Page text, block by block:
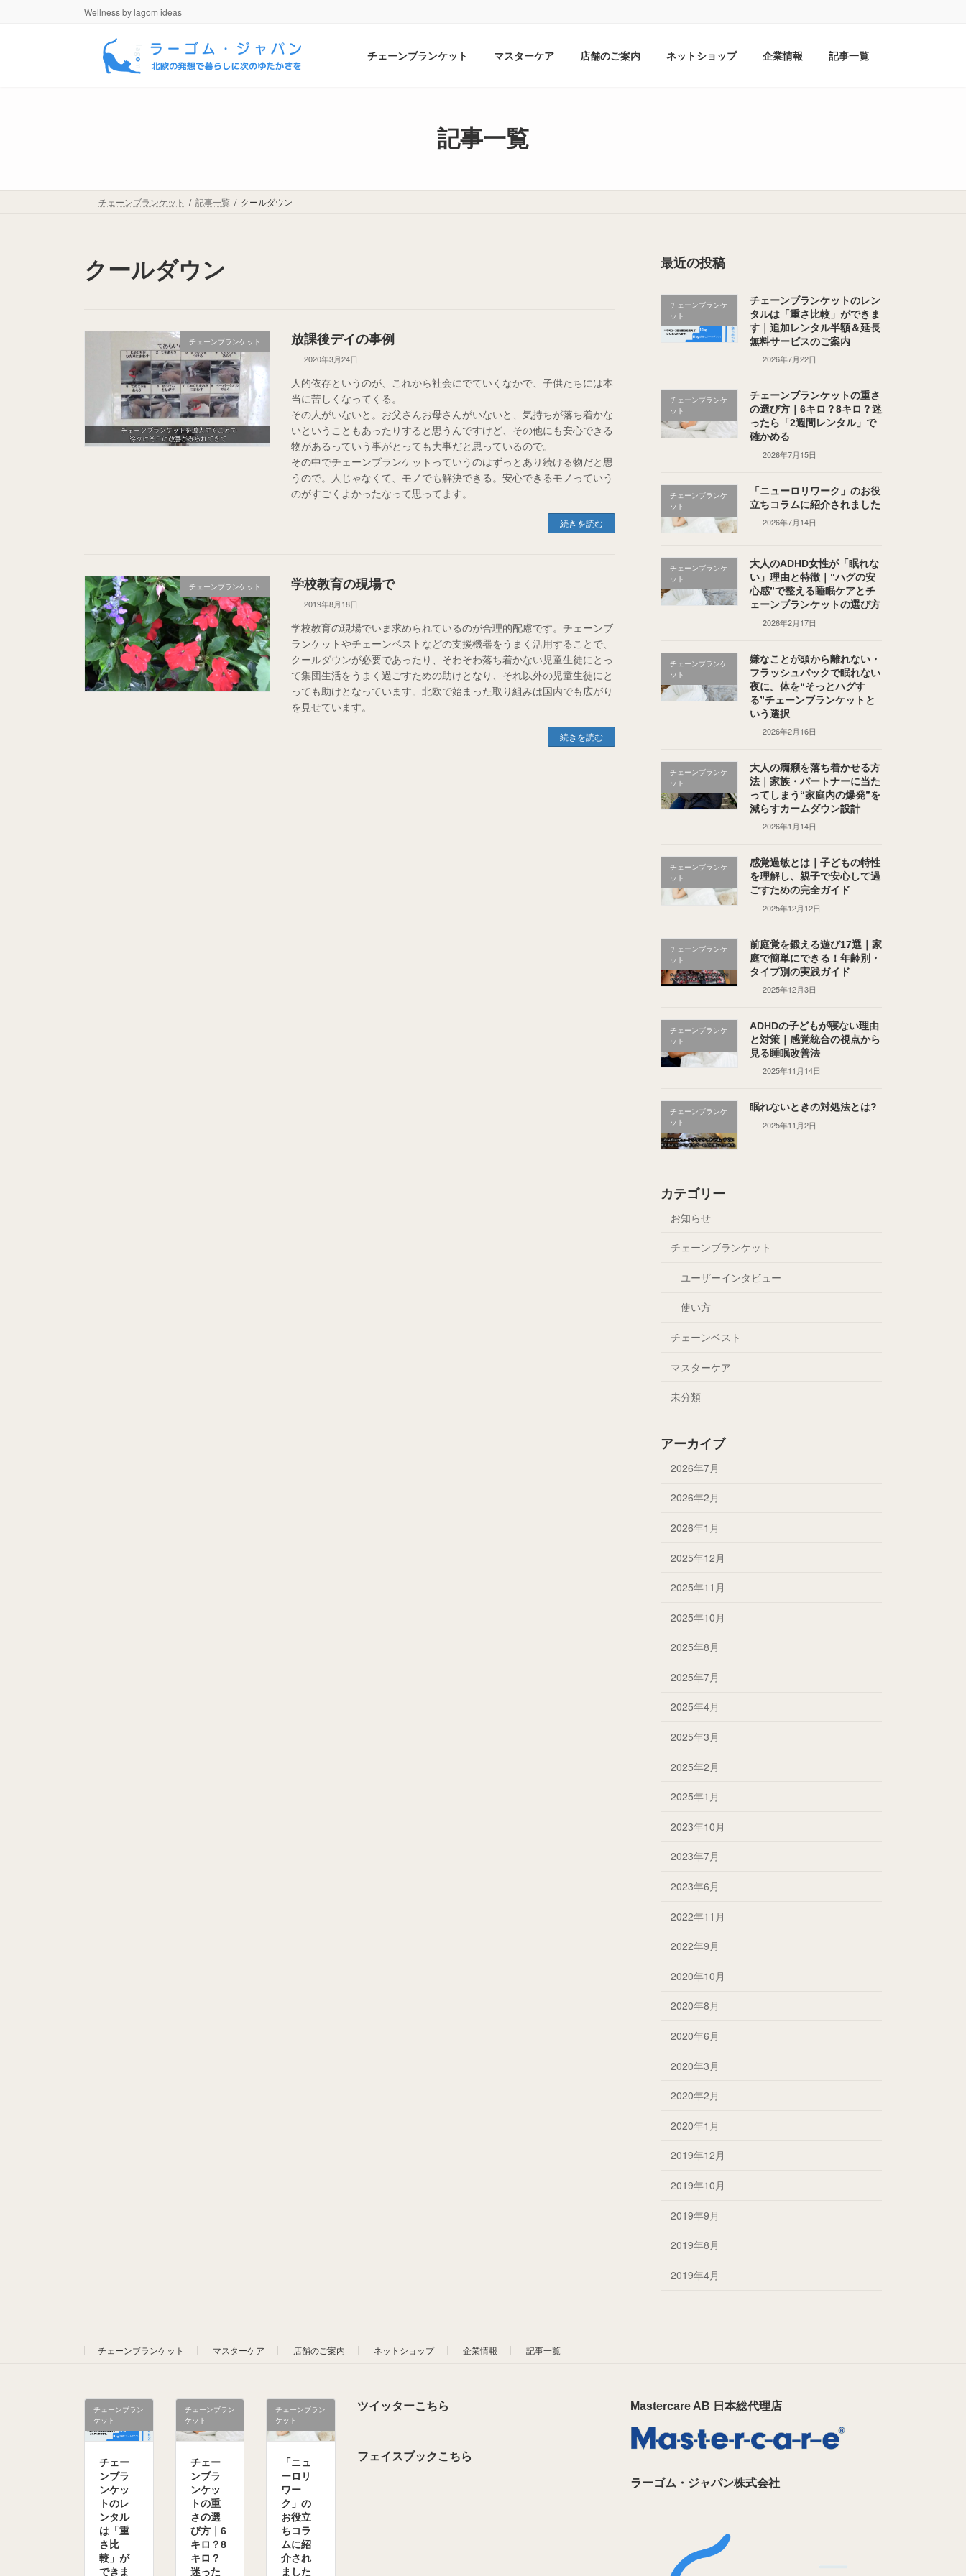
Wellness by lagom ideas
チェーンブランケット マスターケア 店舗のご案内 ネットショップ 企業情報 記事一覧
記事一覧
チェーンブランケット 記事一覧 クールダウン
クールダウン
チェーンブランケット 放課後デイの事例
2020年3月24日
人的依存というのが、これから社会にでていくなかで、子供たちには本
当に苦しくなってくる。
その人がいないと。お父さんお母さんがいないと、気持ちが落ち着かな
いということもあったりすると思うんですけど、その他にも安心できる
物があるっていう事がとっても大事だと思っているので。
その中でチェーンブランケットっていうのはずっとあり続ける物だと思
うので。人じゃなくて、モノでも解決できる。安心できるモノっていう
のがすごくよかったなって思ってます。
続きを読む
チェーンブランケット 学校教育の現場で
2019年8月18日
学校教育の現場でいま求められているのが合理的配慮です。チェーンブ
ランケットやチェーンベストなどの支援機器をうまく活用することで、
クールダウンが必要であったり、そわそわ落ち着かない児童生徒にとっ
て集団生活をうまく過ごすための助けとなり、それ以外の児童生徒にと
っても助けとなっています。北欧で始まった取り組みは国内でも広がり
を見せています。
続きを読む
最近の投稿
チェーンブランケ
ット
チェーンブランケットのレン
タルは「重さ比較」ができま
す｜追加レンタル半額＆延長
無料サービスのご案内
2026年7月22日
チェーンブランケ
ット
チェーンブランケットの重さ
の選び方｜6キロ？8キロ？迷
ったら「2週間レンタル」で
確かめる
2026年7月15日
チェーンブランケ
ット
「ニューロリワーク」のお役
立ちコラムに紹介されました
2026年7月14日
チェーンブランケ
ット
大人のADHD女性が「眠れな
い」理由と特徴｜“ハグの安
心感”で整える睡眠ケアとチ
ェーンブランケットの選び方
2026年2月17日
チェーンブランケ
ット
嫌なことが頭から離れない・
フラッシュバックで眠れない
夜に。体を“そっとハグす
る”チェーンブランケットと
いう選択
2026年2月16日
チェーンブランケ
ット
大人の癇癪を落ち着かせる方
法｜家族・パートナーに当た
ってしまう“家庭内の爆発”を
減らすカームダウン設計
2026年1月14日
チェーンブランケ
ット
感覚過敏とは｜子どもの特性
を理解し、親子で安心して過
ごすための完全ガイド
2025年12月12日
チェーンブランケ
ット
前庭覚を鍛える遊び17選｜家
庭で簡単にできる！年齢別・
タイプ別の実践ガイド
2025年12月3日
チェーンブランケ
ット
ADHDの子どもが寝ない理由
と対策｜感覚統合の視点から
見る睡眠改善法
2025年11月14日
チェーンブランケ
ット
眠れないときの対処法とは?
2025年11月2日
カテゴリー
お知らせ
チェーンブランケット
ユーザーインタビュー
使い方
チェーンベスト
マスターケア
未分類
アーカイブ
2026年7月
2026年2月
2026年1月
2025年12月
2025年11月
2025年10月
2025年8月
2025年7月
2025年4月
2025年3月
2025年2月
2025年1月
2023年10月
2023年7月
2023年6月
2022年11月
2022年9月
2020年10月
2020年8月
2020年6月
2020年3月
2020年2月
2020年1月
2019年12月
2019年10月
2019年9月
2019年8月
2019年4月
チェーンブランケット マスターケア 店舗のご案内 ネットショップ 企業情報 記事一覧
チェーンブラン
ケット
チェー
ンブラ
ンケッ
トのレ
ンタル
は「重
さ比
較」が
できま
チェーンブラン
ケット
チェー
ンブラ
ンケッ
トの重
さの選
び方｜6
キロ？8
キロ？
迷った
チェーンブラン
ケット
「ニュ
ーロリ
ワー
ク」の
お役立
ちコラ
ムに紹
介され
ました
ツイッターこちら
フェイスブックこちら
Mastercare AB 日本総代理店
ラーゴム・ジャパン株式会社